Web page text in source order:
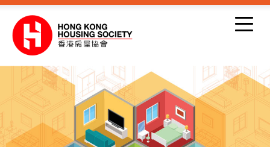
跳到內容